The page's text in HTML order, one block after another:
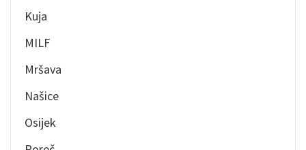
Kuja
MILF
Mršava
Našice
Osijek